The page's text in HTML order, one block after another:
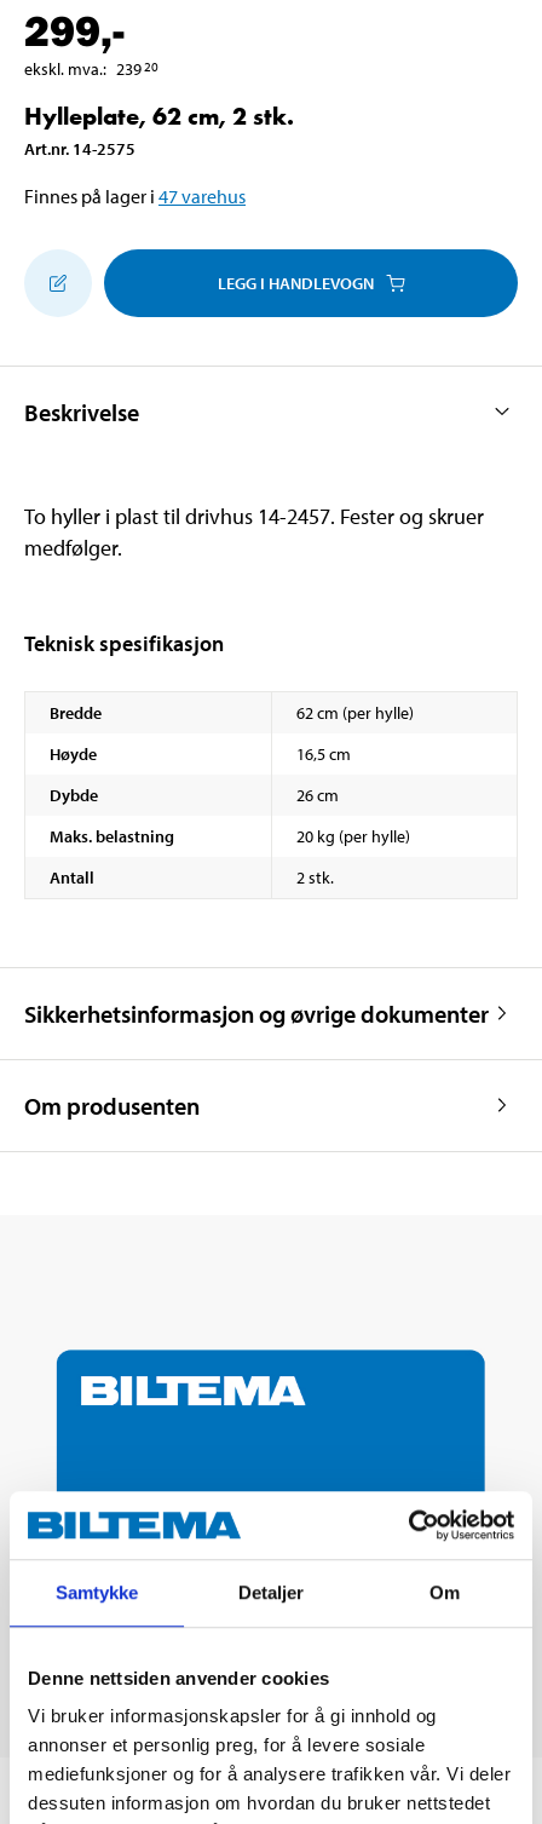
Samtykke Detaljer Om
Denne nettsiden anvender cookies
Vi bruker informasjonskapsler for å gi innhold og
annonser et personlig preg, for å levere sosiale
mediefunksjoner og for å analysere trafikken vår. Vi deler
dessuten informasjon om hvordan du bruker nettstedet
299,-
ekskl. mva.: 23920
Hylleplate, 62 cm, 2 stk.
Art.nr. 14-2575
Finnes på lager i 47varehus
LEGG I HANDLEVOGN
Beskrivelse
To hyller i plast til drivhus 14-2457. Fester og skruer
medfølger.
Teknisk spesifikasjon
Bredde
62 cm (per hylle)
Høyde
16,5 cm
Dybde
26 cm
Maks. belastning
20 kg (per hylle)
Antall
2 stk.
Sikkerhetsinformasjon og øvrige dokumenter
Om produsenten
Biltemakortet